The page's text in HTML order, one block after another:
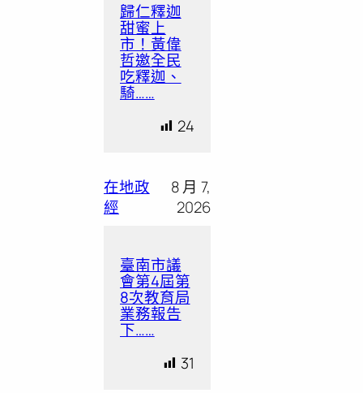
歸仁釋迦
甜蜜上
市！黃偉
哲邀全民
吃釋迦、
騎……
24
在地政
經
8 月 7,
2026
臺南市議
會第4屆第
8次教育局
業務報告
下……
31